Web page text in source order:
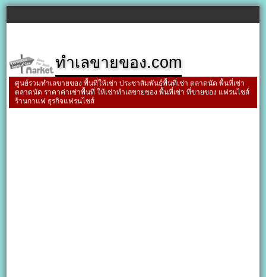
ทำเลขายของ.com
ศูนย์รวมทำเลขายของ พื้นที่ให้เช่า ประชาสัมพันธ์พื้นที่เช่า ตลาดนัด พื้นที่เช่า
ตลาดนัด ราคาค่าเช่าพื้นที่ ให้เช่าทำเลขายของ พื้นที่เช่า ที่ขายของ แฟรนไชส์
ร้านกาแฟ ธุรกิจแฟรนไชส์